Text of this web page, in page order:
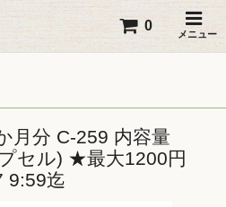
メニュー
0
月分 C-259 内容量
セル) ★最大1200円
9:59迄